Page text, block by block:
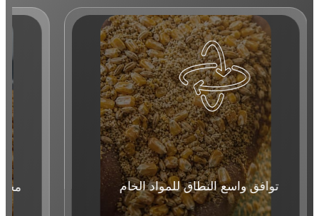
توافق واسع النطاق للمواد الخام